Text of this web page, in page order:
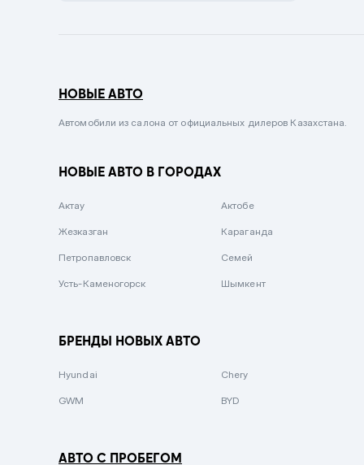
Сиреневый металлик
Вишневый
Зеленый металлик
НОВЫЕ АВТО
Автомобили из салона от официальных дилеров Казахстана.
НОВЫЕ АВТО В ГОРОДАХ
Актау Актобе
Жезказган Караганда
Петропавловск Семей
Усть-Каменогорск Шымкент
БРЕНДЫ НОВЫХ АВТО
Hyundai Chery
GWM BYD
АВТО С ПРОБЕГОМ